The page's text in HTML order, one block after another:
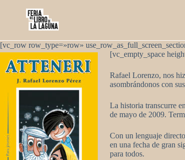
contenido
[vc_row row_type=»row»
[vc_empty_space
Rafael Lorenzo, nos
asombrándonos con
La historia transcurre
de mayo de 2009.
Con un lenguaje
en una fecha de gran
para todos.